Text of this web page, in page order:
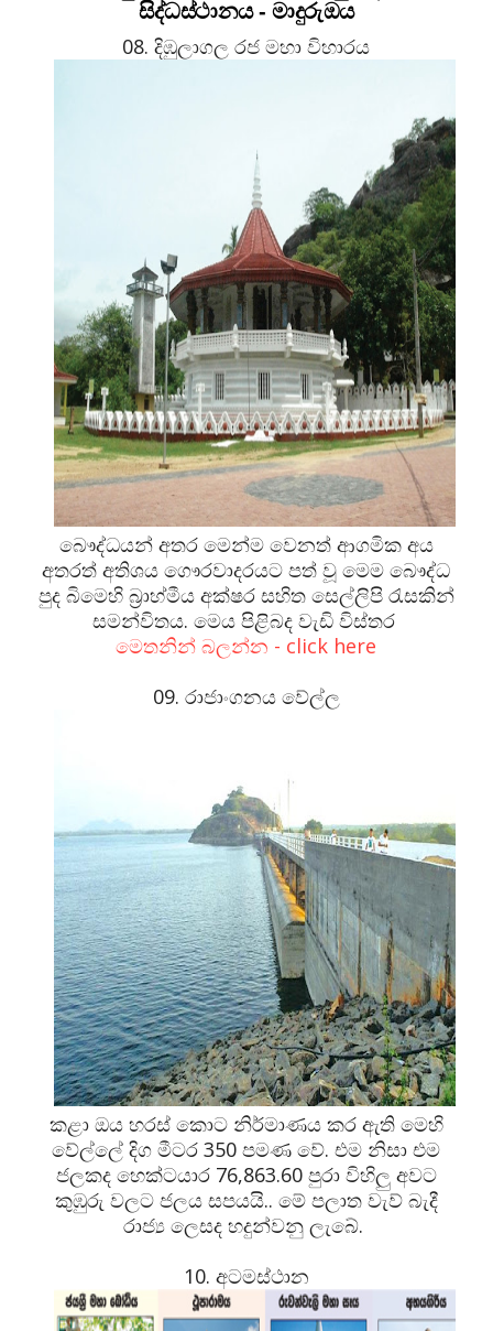
සිද්ධස්ථානය - මාදුරුඔය
08. දිඹුලාගල රජ මහා විහාරය
බෞද්ධයන් අතර මෙන්ම වෙනත් ආගමික අය
අතරත් අතිශය ගෞරවාදරයට පත් වූ මෙම බෞද්ධ
පුද බිමෙහි බ්‍රාහ්මීය අක්ෂර සහිත සෙල්ලිපි රැසකින්
සමන්විතය. මෙය පිළිබද වැඩි විස්තර
මෙතනින් බලන්න - click here
09. රාජාංගනය වේල්ල
කළා ඔය හරස් කොට නිර්මාණය කර ඇති මෙහි
වේල්ලේ දිග මීටර 350 පමණ වේ. එම නිසා එම
ජලකද හෙක්ටයාර 76,863.60 පුරා විහිලු අවට
කුඹුරු වලට ජලය සපයයි.. මේ පලාත වැව් බැදී
රාජ්‍ය ලෙසද හදුන්වනු ලැබේ.
10. අටමස්ථාන